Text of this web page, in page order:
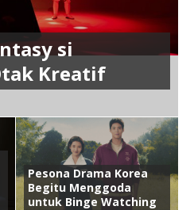
si
Kreatif
Pesona Drama Korea
Begitu Menggoda
untuk Binge Watching